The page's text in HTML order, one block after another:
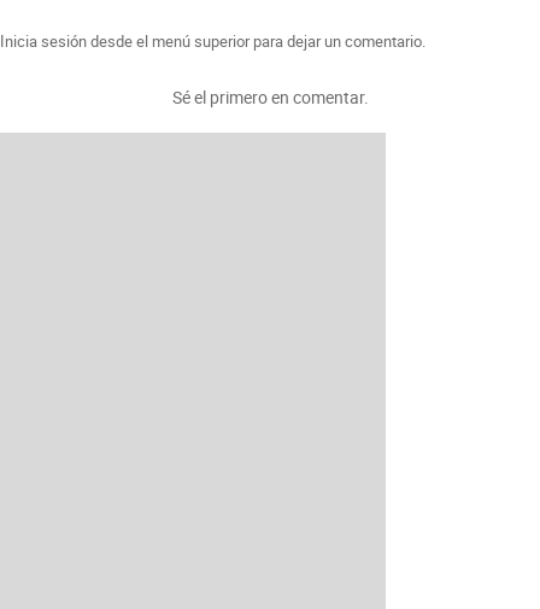
Inicia sesión desde el menú superior para dejar un comentario.
Sé el primero en comentar.